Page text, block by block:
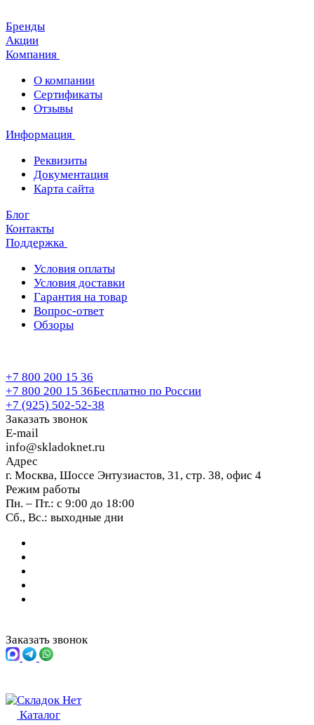
Бренды
Акции
Компания
О компании
Сертификаты
Отзывы
Информация
Реквизиты
Документация
Карта сайта
Блог
Контакты
Поддержка
Условия оплаты
Условия доставки
Гарантия на товар
Вопрос-ответ
Обзоры
+7 800 200 15 36
+7 800 200 15 36Бесплатно по России
+7 (925) 502-52-38
Заказать звонок
E-mail
info@skladoknet.ru
Адрес
г. Москва, Шоссе Энтузиастов, 31, стр. 38, офис 4
Режим работы
Пн. – Пт.: с 9:00 до 18:00
Сб., Вс.: выходные дни
Заказать звонок
Каталог